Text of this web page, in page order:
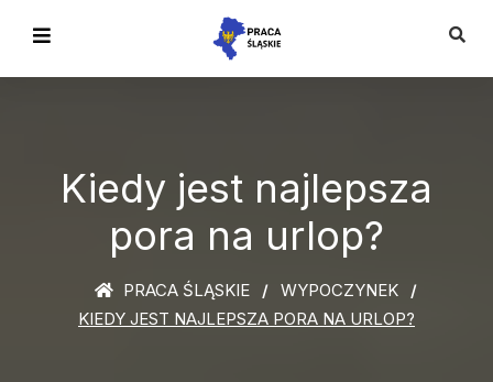
Kiedy jest najlepsza
pora na urlop?
PRACA ŚLĄSKIE
WYPOCZYNEK
KIEDY JEST NAJLEPSZA PORA NA URLOP?